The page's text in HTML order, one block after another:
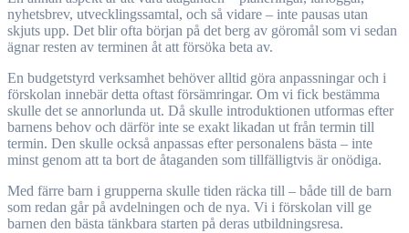
nyhetsbrev, utvecklingssamtal, och så vidare – inte pausas utan
skjuts upp. Det blir ofta början på det berg av göromål som vi sedan
ägnar resten av terminen åt att försöka beta av.
En budgetstyrd verksamhet behöver alltid göra anpassningar och i
förskolan innebär detta oftast försämringar. Om vi fick bestämma
skulle det se annorlunda ut. Då skulle introduktionen utformas efter
barnens behov och därför inte se exakt likadan ut från termin till
termin. Den skulle också anpassas efter personalens bästa – inte
minst genom att ta bort de åtaganden som tillfälligtvis är onödiga.
Med färre barn i grupperna skulle tiden räcka till – både till de barn
som redan går på avdelningen och de nya. Vi i förskolan vill ge
barnen den bästa tänkbara starten på deras utbildningsresa.